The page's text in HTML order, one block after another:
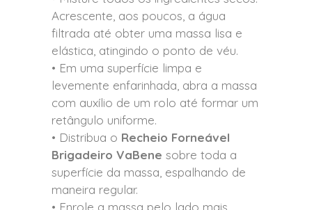
Acrescente, aos poucos, a água
filtrada até obter uma massa lisa e
elástica, atingindo o ponto de véu.
• Em uma superfície limpa e
levemente enfarinhada, abra a massa
com auxílio de um rolo até formar um
retângulo uniforme.
• Distribua o Recheio Forneável
Brigadeiro VaBene sobre toda a
superfície da massa, espalhando de
maneira regular.
• Enrole a massa pelo lado mais